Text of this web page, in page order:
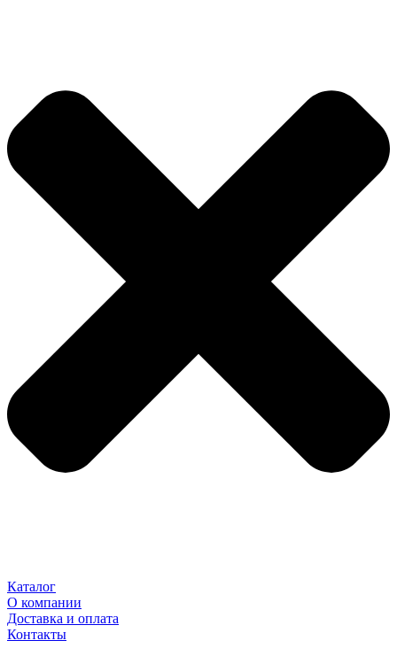
Каталог
О компании
Доставка и оплата
Контакты